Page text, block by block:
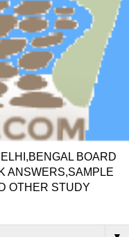
BOARD
ANSWERS,SAMPLE
OTHER STUDY